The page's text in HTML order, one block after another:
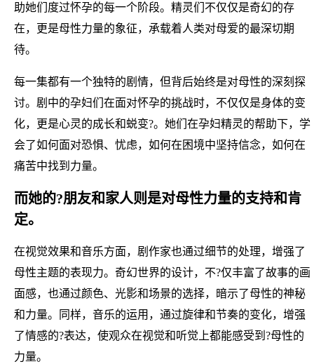
助她们度过怀孕的每一个阶段。精灵们不仅仅是奇幻的存
在，更是母性力量的象征，承载着人类对母爱的最深切期
待。
每一集都有一个独特的剧情，但背后始终是对母性的深刻探
讨。剧中的孕妇们在面对怀孕的挑战时，不仅仅是身体的变
化，更是心灵的成长和蜕变?。她们在孕妇精灵的帮助下，学
会了如何面对恐惧、忧虑，如何在困境中坚持信念，如何在
痛苦中找到力量。
而她的?朋友和家人则是对母性力量的支持和肯
定。
在视觉效果和音乐方面，剧作家也通过细节的处理，增强了
母性主题的表现力。奇幻世界的设计，不?仅丰富了故事的画
面感，也通过颜色、光影和场景的选择，暗示了母性的神秘
和力量。同样，音乐的运用，通过旋律和节奏的变化，增强
了情感的?表达，使观众在视觉和听觉上都能感受到?母性的
力量。